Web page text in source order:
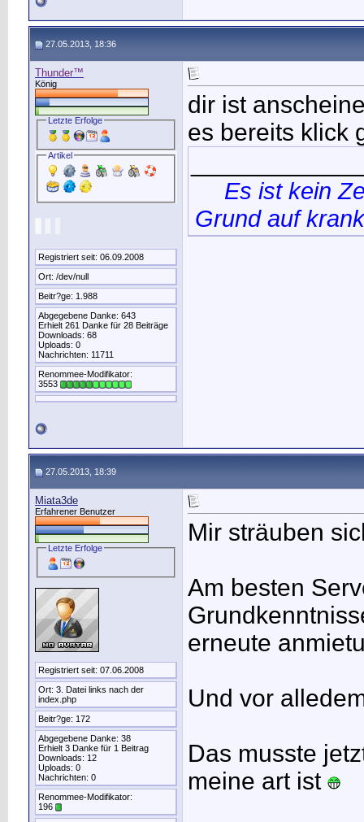
27.05.2013, 18:36
Thunder™
König
Letzte Erfolge
Artikel
Registriert seit: 06.09.2008
Ort: /dev/null
Beitr?ge: 1.988
Abgegebene Danke: 643
Erhielt 261 Danke für 28 Beiträge
Downloads: 68
Uploads: 0
Nachrichten: 11711
Renommee-Modifikator:
3553
dir ist
es bereits klick
Es ist kein
Grund auf
27.05.2013, 18:39
Miata3de
Erfahrener Benutzer
Letzte Erfolge
Registriert seit: 07.06.2008
Ort: 3. Datei links nach der
index.php
Beitr?ge: 172
Abgegebene Danke: 38
Erhielt 3 Danke für 1 Beitrag
Downloads: 12
Uploads: 0
Nachrichten: 0
Renommee-Modifikator:
196
Mir sträuben
Am besten
erneute
Und vor
Das musste
meine art ist